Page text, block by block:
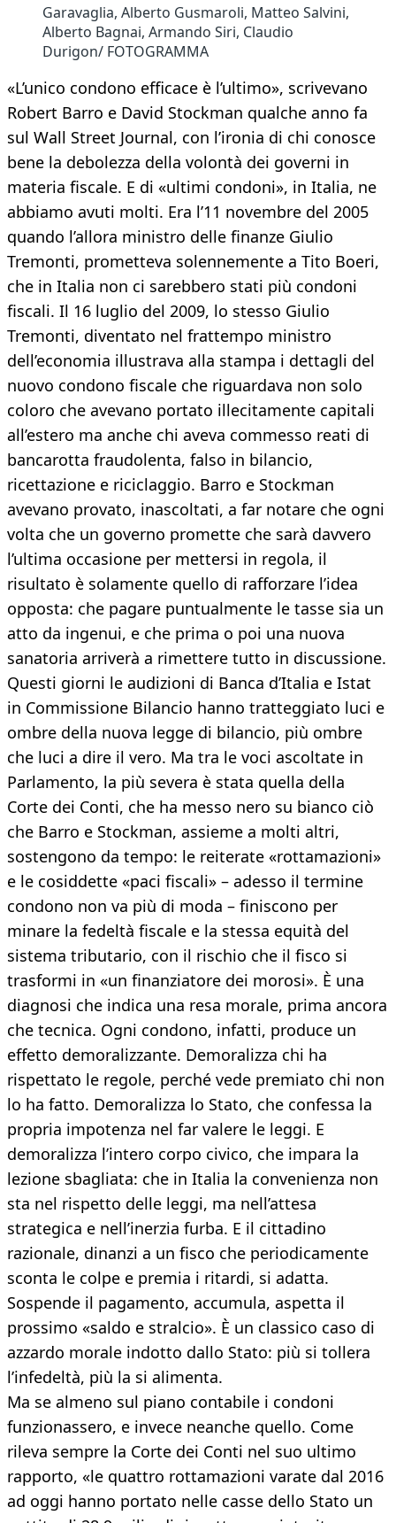
Garavaglia, Alberto Gusmaroli, Matteo Salvini,
Alberto Bagnai, Armando Siri, Claudio
Durigon/ FOTOGRAMMA
«L’unico condono efficace è l’ultimo», scrivevano
Robert Barro e David Stockman qualche anno fa
sul Wall Street Journal, con l’ironia di chi conosce
bene la debolezza della volontà dei governi in
materia fiscale. E di «ultimi condoni», in Italia, ne
abbiamo avuti molti. Era l’11 novembre del 2005
quando l’allora ministro delle finanze Giulio
Tremonti, prometteva solennemente a Tito Boeri,
che in Italia non ci sarebbero stati più condoni
fiscali. Il 16 luglio del 2009, lo stesso Giulio
Tremonti, diventato nel frattempo ministro
dell’economia illustrava alla stampa i dettagli del
nuovo condono fiscale che riguardava non solo
coloro che avevano portato illecitamente capitali
all’estero ma anche chi aveva commesso reati di
bancarotta fraudolenta, falso in bilancio,
ricettazione e riciclaggio. Barro e Stockman
avevano provato, inascoltati, a far notare che ogni
volta che un governo promette che sarà davvero
l’ultima occasione per mettersi in regola, il
risultato è solamente quello di rafforzare l’idea
opposta: che pagare puntualmente le tasse sia un
atto da ingenui, e che prima o poi una nuova
sanatoria arriverà a rimettere tutto in discussione.
Questi giorni le audizioni di Banca d’Italia e Istat
in Commissione Bilancio hanno tratteggiato luci e
ombre della nuova legge di bilancio, più ombre
che luci a dire il vero. Ma tra le voci ascoltate in
Parlamento, la più severa è stata quella della
Corte dei Conti, che ha messo nero su bianco ciò
che Barro e Stockman, assieme a molti altri,
sostengono da tempo: le reiterate «rottamazioni»
e le cosiddette «paci fiscali» – adesso il termine
condono non va più di moda – finiscono per
minare la fedeltà fiscale e la stessa equità del
sistema tributario, con il rischio che il fisco si
trasformi in «un finanziatore dei morosi». È una
diagnosi che indica una resa morale, prima ancora
che tecnica. Ogni condono, infatti, produce un
effetto demoralizzante. Demoralizza chi ha
rispettato le regole, perché vede premiato chi non
lo ha fatto. Demoralizza lo Stato, che confessa la
propria impotenza nel far valere le leggi. E
demoralizza l’intero corpo civico, che impara la
lezione sbagliata: che in Italia la convenienza non
sta nel rispetto delle leggi, ma nell’attesa
strategica e nell’inerzia furba. E il cittadino
razionale, dinanzi a un fisco che periodicamente
sconta le colpe e premia i ritardi, si adatta.
Sospende il pagamento, accumula, aspetta il
prossimo «saldo e stralcio». È un classico caso di
azzardo morale indotto dallo Stato: più si tollera
l’infedeltà, più la si alimenta.
Ma se almeno sul piano contabile i condoni
funzionassero, e invece neanche quello. Come
rileva sempre la Corte dei Conti nel suo ultimo
rapporto, «le quattro rottamazioni varate dal 2016
ad oggi hanno portato nelle casse dello Stato un